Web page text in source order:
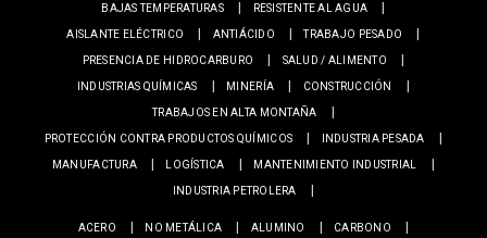
BAJAS TEMPERATURAS
RESISTENTE AL AGUA
AISLANTE ELÉCTRICO
ANTIÁCIDO
TRABAJO PESADO
PRESENCIA DE HIDROCARBURO
SALUD / ALIMENTO
INDUSTRIAS QUÍMICAS
MINERÍA
CONSTRUCCIÓN
TRABAJOS EN ALTA MONTAÑA
PROTECCIÓN CONTRA PRODUCTOS QUÍMICOS
INDUSTRIA PESADA
MANUFACTURA
LOGÍSTICA
MANTENIMIENTO INDUSTRIAL
INDUSTRIA PETROLERA
ACERO NO METÁLICA ALUMINO
CARBONO